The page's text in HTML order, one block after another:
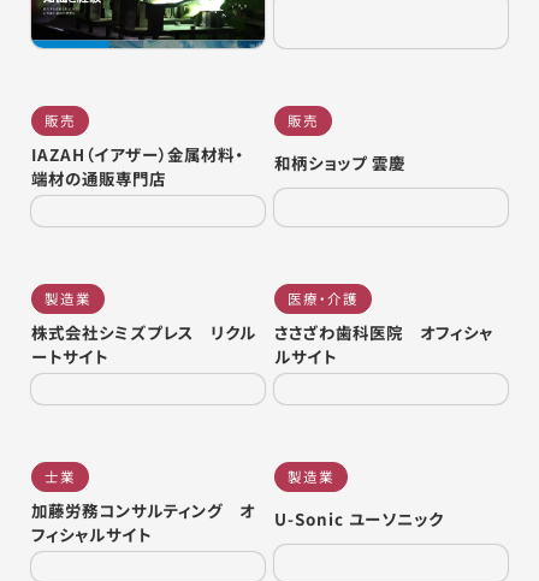
販売
IAZAH（イアザー）金属材料・
端材の通販専門店
販売
和柄ショップ 雲慶
製造業
株式会社シミズプレス リクル
ートサイト
医療・介護
ささざわ歯科医院 オフィシャ
ルサイト
士業
加藤労務コンサルティング オ
フィシャルサイト
製造業
U-Sonic ユーソニック